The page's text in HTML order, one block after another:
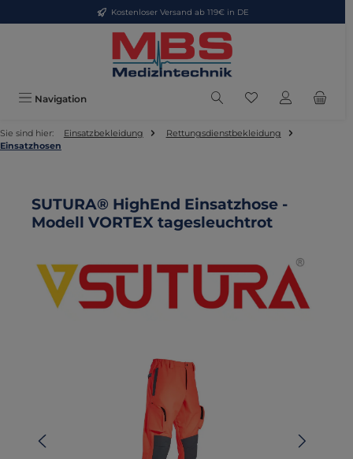
Zum Hauptinhalt springenKostenloser Versand ab 119€ in DE
Navigation Du hast 0
Sie sind hier: Einsatzbekleidung
Rettungsdienstbekleidung
Einsatzhosen
SUTURA® HighEnd Einsatzhose -
Modell VORTEX tagesleuchtrot
Bildergalerie überspringen